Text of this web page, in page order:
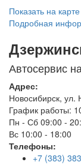
Показать на карте
Подробная
Автосервис
Адрес:
Новосибирск, ул.
График работы:
Пн - Сб 09:00 -
Вс 10:00 - 18:00
Телефоны:
+7 (383)